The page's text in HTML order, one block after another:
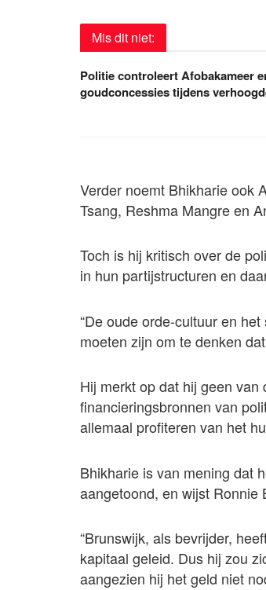
Mis dit niet:
Politie controleert Afobakameer
goudconcessies tijdens
Verder noemt Bhikharie ook
Tsang, Reshma Mangre en
Toch is hij kritisch over de
in hun partijstructuren en
“De oude orde-cultuur en
moeten zijn om te denken
Hij merkt op dat hij geen
financieringsbronnen van
allemaal profiteren van het
Bhikharie is van mening dat
aangetoond, en wijst Ronnie
“Brunswijk, als bevrijder,
kapitaal geleid. Dus hij zou
aangezien hij het geld niet